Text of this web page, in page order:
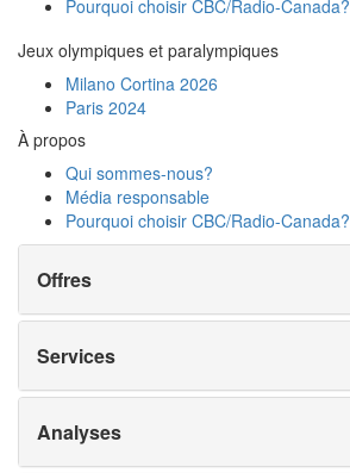
Pourquoi choisir CBC/Radio-Canada?
Jeux olympiques et paralympiques
Milano Cortina 2026
Paris 2024
À propos
Qui sommes-nous?
Média responsable
Pourquoi choisir CBC/Radio-Canada?
Offres
Services
Analyses